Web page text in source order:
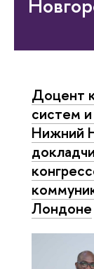
Доцент
систем
Нижний
Лондоне